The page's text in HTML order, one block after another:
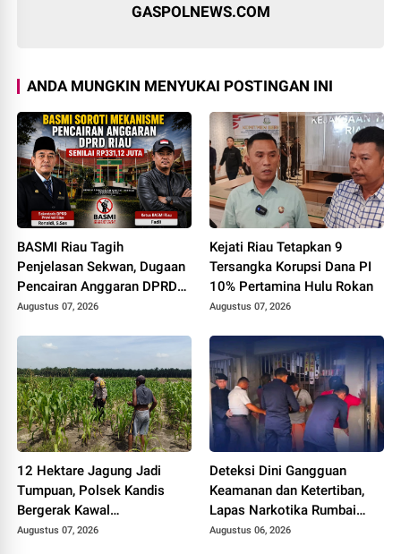
GASPOLNEWS.COM
ANDA MUNGKIN MENYUKAI POSTINGAN INI
BASMI Riau Tagih
Penjelasan Sekwan, Dugaan
Pencairan Anggaran DPRD
Tanpa Prosedur Tuai
Augustus 07, 2026
Kejati Riau Tetapkan 9
Tersangka Korupsi Dana PI
10% Pertamina Hulu Rokan
Augustus 07, 2026
12 Hektare Jagung Jadi
Tumpuan, Polsek Kandis
Bergerak Kawal
Swasembada Pangan
Augustus 07, 2026
Deteksi Dini Gangguan
Keamanan dan Ketertiban,
Lapas Narkotika Rumbai
Gelar Razia Rutin Blok
Augustus 06, 2026